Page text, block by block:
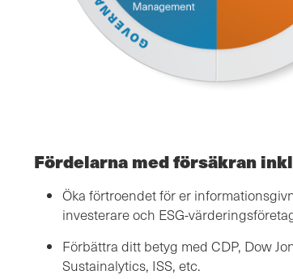
Fördelarna med försäkran
Öka förtroendet för er
investerare och ESG-
Förbättra ditt betyg med CDP, Dow
Sustainalytics, ISS, etc.